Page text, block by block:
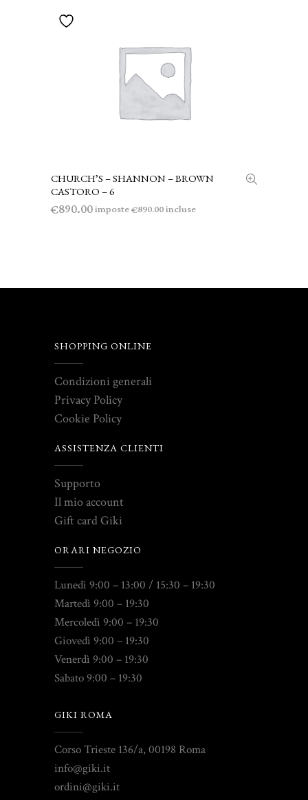
AGGIUNGI AL CARRELLO
CHURCH’S – SHANNON – BROWN
CASTORO – 6
€890.00imposte€890.00incluse
SHOPPING ONLINE
Condizioni generali
Privacy Policy
Cookie Policy
ASSISTENZA CLIENTI
Supporto
Il mio account
Gift card Giki
ORARI NEGOZIO
Lunedì 9:00 – 13:00 / 15:30 – 19:30
Martedì 9:00 – 19:30
Mercoledì 9:00 – 19:30
Giovedì 9:00 – 19:30
Venerdì 9:00 – 19:30
Sabato 9:00 – 19:30
GIKI ROMA
Corso Trieste 136/a, 00198 Roma
info@giki.it
ordini@giki.it